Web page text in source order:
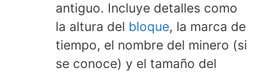
antiguo. Incluye detalles como
la altura del bloque, la marca de
tiempo, el nombre del minero (si
se conoce) y el tamaño del